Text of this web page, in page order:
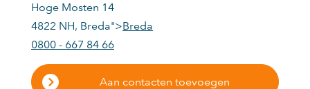
Hoge Mosten 14
4822 NH, Breda">Breda
0800 - 667 84 66
Aan contacten toevoegen